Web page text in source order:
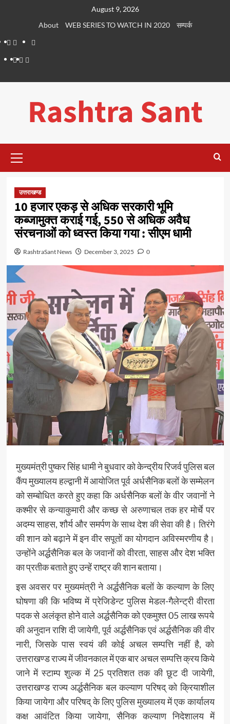
August 9, 2026
About
WEB SERIES TO WATCH IN 2020
सम्पर्क
About
WEB
SERIES
Dehradun
LifePlaces
सम्पर्क
Rashtra Sant
Menu
उत्तराखण्ड
10 हजार एकड़ से अधिक सरकारी भूमि
कब्जामुक्त कराई गई, 550 से अधिक अवैध
संरचनाओं को ध्वस्त किया गया : सीएम धामी
RashtraSant News December 3, 2025 0
मुख्यमंत्री पुष्कर सिंह धामी ने बुधवार को केन्द्रीय रिजर्व पुलिस बल
कैंप मुख्यालय हल्द्वानी में आयोजित पूर्व अर्धसैनिक बलों के सम्मेलन
को सम्बोधित करते हुए कहा कि अर्धसैनिक बलों के वीर जवानों ने
कश्मीर से कन्याकुमारी और कच्छ से अरुणाचल तक हर मोर्चे पर
अदम्य साहस, शौर्य और समर्पण के साथ देश की सेवा की है। तिरंगे
की शान को बढ़ाने में इन वीर सपूतों का योगदान अविस्मरणीय है।
उन्होंने अर्द्धसैनिक बल के जवानों को वीरता, साहस और देश भक्ति
का प्रतीक बताते हुए उन्हें राष्ट्र की शान बताया।
इस अवसर पर मुख्यमंत्री ने अर्द्धसैनिक बलों के कल्याण के लिए
घोषणा की कि भविष्य में प्रेजिडेन्ट पुलिस मेडल-गैलेन्ट्री वीरता
पदक से अलंकृत होने वाले अर्द्धसैनिक को एकमुश्त 05 लाख रूपये
की अनुदान राशि दी जायेगी, पूर्व अर्द्धसैनिक एवं अर्द्धसैनिक की वीर
नारी, जिसके पास स्वयं की कोई अचल सम्पत्ति नहीं है, को
उत्तराखण्ड राज्य में जीवनकाल में एक बार अचल सम्पत्ति क्रय किये
जाने में स्टाम्प शुल्क में 25 प्रतिशत तक की छूट दी जायेगी,
उत्तराखण्ड राज्य अर्द्धसैनिक बल कल्याण परिषद् को क्रियाशील
किया जायेगा और परिषद् के लिए पुलिस मुख्यालय में एक कार्यालय
कक्ष आवंटित किया जायेगा, सैनिक कल्याण निदेशालय में